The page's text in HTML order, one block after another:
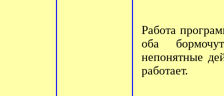
Работа
оба
непонятные
pаботает.